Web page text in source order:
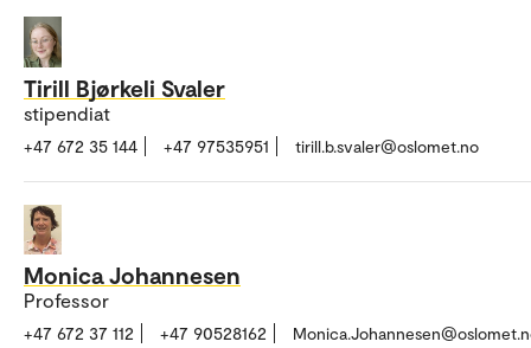
Tirill Bjørkeli Svaler
stipendiat
+47 672 35 144 +47 97535951 tirill.b.svaler@oslomet.no
Monica Johannesen
Professor
+47 672 37 112 +47 90528162